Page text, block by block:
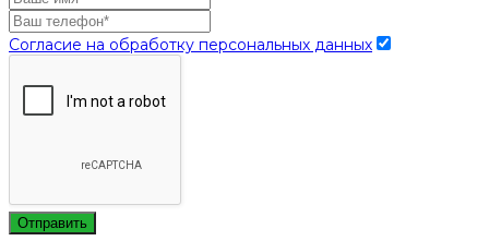
Согласие на обработку персональных данных
Отправить